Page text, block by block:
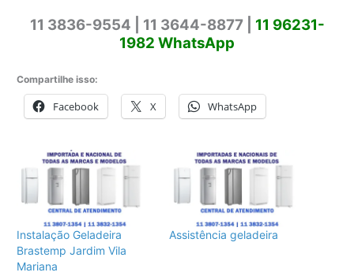
11 3836-9554 | 11 3644-8877 | 11 96231-
1982 WhatsApp
Compartilhe isso:
Facebook X WhatsApp
Instalação Geladeira
Brastemp Jardim Vila
Mariana
Assistência geladeira